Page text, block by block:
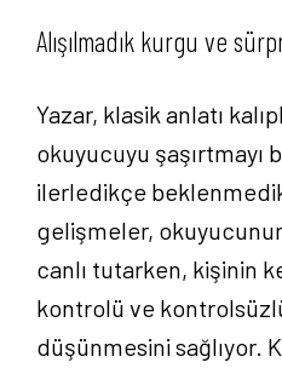
Yayınlarımız
Blog
İletişim
Alışılmadık kurgu ve
Yazar, klasik anlatı
okuyucuyu şaşırtmayı
ilerledikçe
gelişmeler,
canlı tutarken, kişinin
kontrolü ve
düşünmesini sağlıyor.